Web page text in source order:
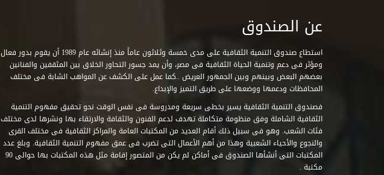
عن الصندوق
استطاع صندوق التنمية الثقافية على مدى خمسة وثلاثون عاماً منذ إنشائه عام 1989 أن يقوم بدور فعال
ومؤثر فى دعم وتنمية الحياة الثقافية فى مصر، وأن يمد جسور التحاور الخلاق بين المثقفين والفنانين
بعضهم البعض وبينهم وبين الجمهور العريض ..كما عمل على الكشف عن المواهب الشابة فى مختلف
المحافظات ودعمها ووضعها على طريق التميز والإبداع.
فصندوق التنمية الثقافية يسير بخطى سريعة ومدروسة فى نفس الوقت نحو تحقيق مفهوم التنمية
الثقافية الشاملة وفق منظومة متكاملة تهدف لدعم الفنون والثقافة والارتقاء بها ونشرها لدى مختلف
فئات الشعب. وهو فى سبيل ذلك أقام العديد من المكتبات العامة والمراكز الثقافية فى مختلف القرى
والنجوع والأحياء الشعبية وهذا من أهم الأعمال التى تضرب فى عمق مفهوم التنمية الثقافية. وبلغ عدد
المكتبات التى أنشأها الصندوق فى أماكن لم يكن من المتصور إقامة مثل هذه المكتبات بها حوالى 90
مكتبة .